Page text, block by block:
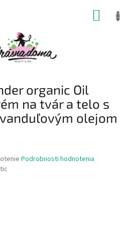
organic Oil
na tvár a telo s
olejom
Podrobnosti hodnotenia